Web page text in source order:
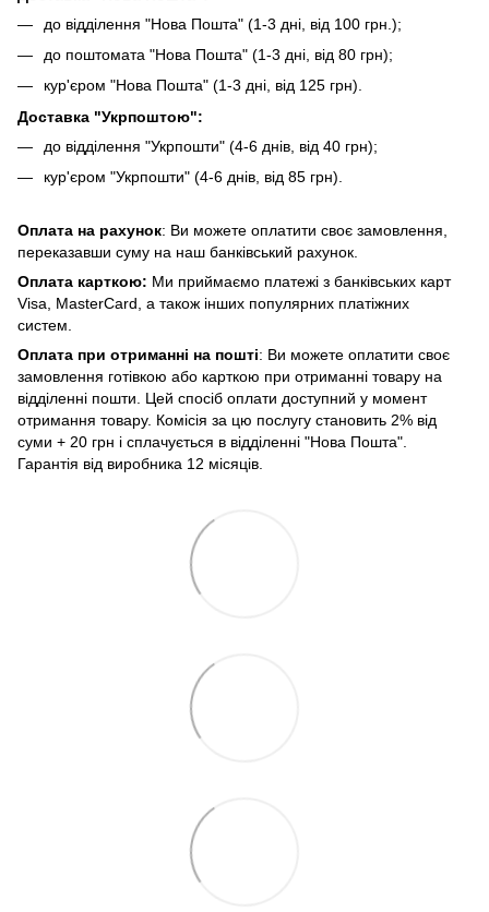
до відділення "Нова Пошта" (1-3 дні, від 100 грн.);
до поштомата "Нова Пошта" (1-3 дні, від 80 грн);
кур'єром "Нова Пошта" (1-3 дні, від 125 грн).
Доставка "Укрпоштою":
до відділення "Укрпошти" (4-6 днів, від 40 грн);
кур'єром "Укрпошти" (4-6 днів, від 85 грн).
Оплата на рахунок: Ви можете оплатити своє замовлення,
переказавши суму на наш банківський рахунок.
Оплата карткою: Ми приймаємо платежі з банківських карт
Visa, MasterCard, а також інших популярних платіжних
систем.
Оплата при отриманні на пошті: Ви можете оплатити своє
замовлення готівкою або карткою при отриманні товару на
відділенні пошти. Цей спосіб оплати доступний у момент
отримання товару. Комісія за цю послугу становить 2% від
суми + 20 грн і сплачується в відділенні "Нова Пошта".
Гарантія від виробника 12 місяців.